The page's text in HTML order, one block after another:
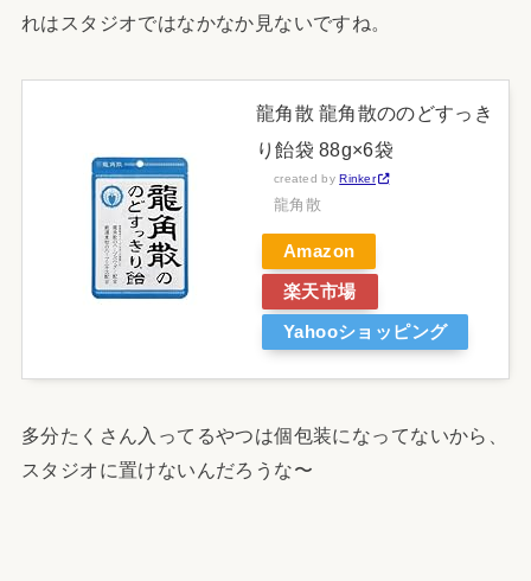
れはスタジオではなかなか見ないですね。
龍角散 龍角散ののどすっき
り飴袋 88g×6袋
created byRinker
龍角散
Amazon
楽天市場
Yahooショッピング
多分たくさん入ってるやつは個包装になってないから、
スタジオに置けないんだろうな〜